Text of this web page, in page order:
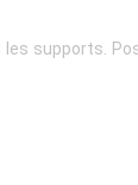
supports.